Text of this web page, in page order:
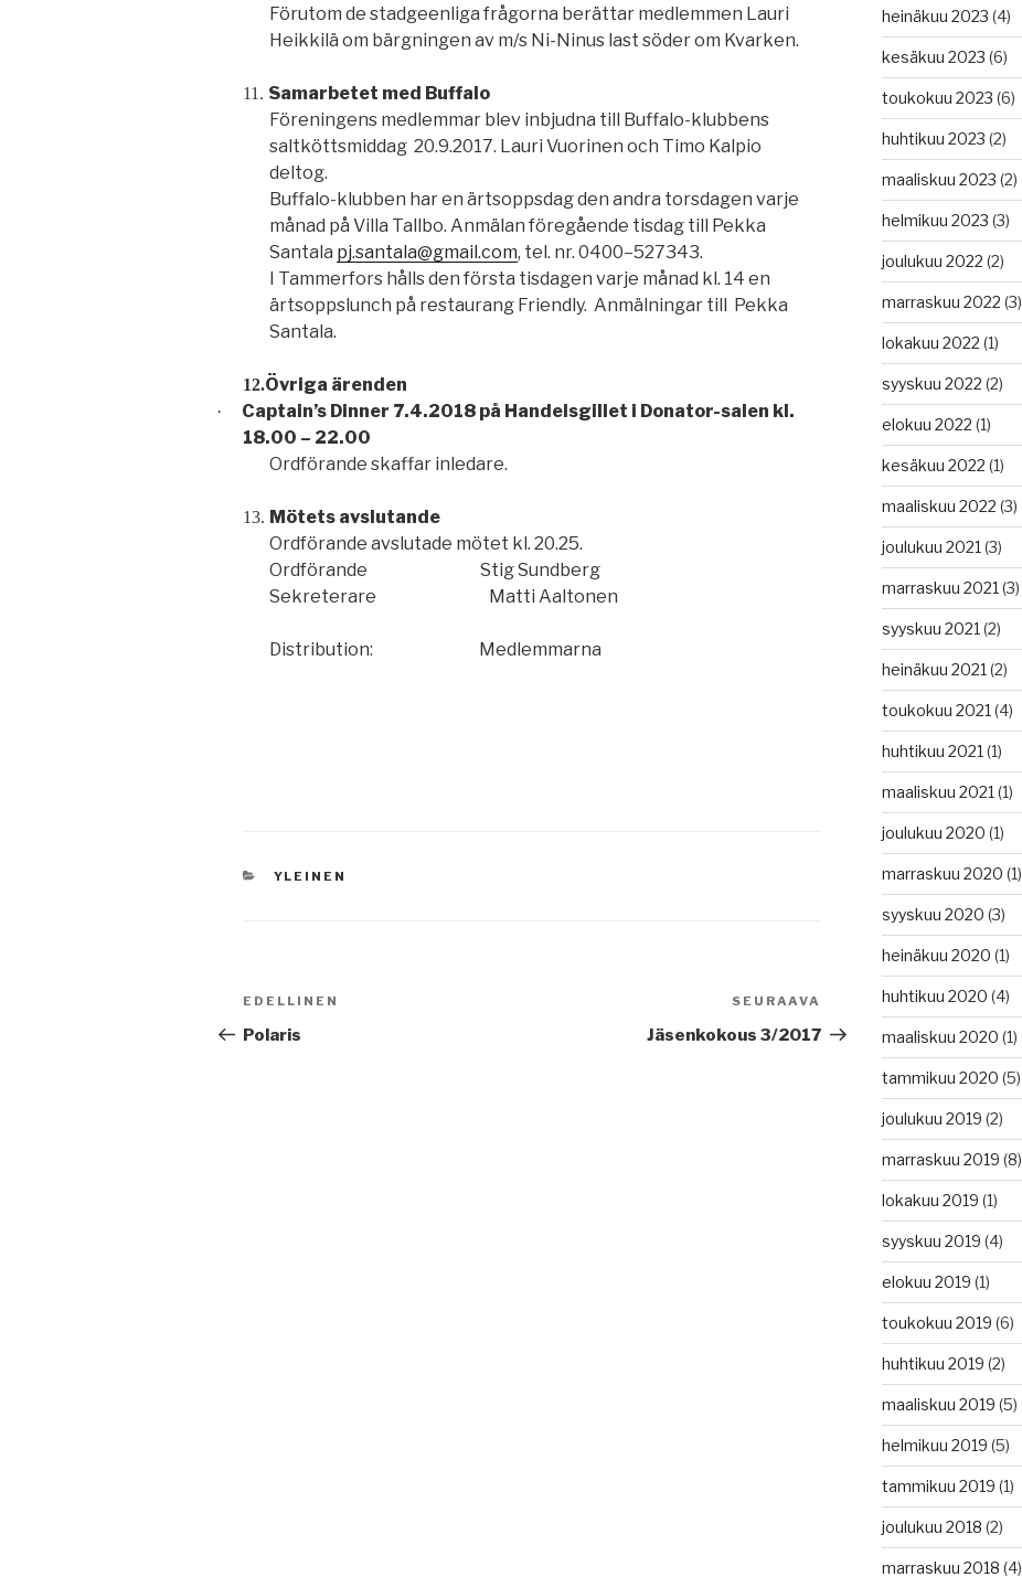
Förutom de stadgeenliga frågorna berättar medlemmen Lauri
Heikkilä om bärgningen av m/s Ni-Ninus last söder om Kvarken.
11. Samarbetet med Buffalo
Föreningens medlemmar blev inbjudna till Buffalo-klubbens
saltköttsmiddag 20.9.2017. Lauri Vuorinen och Timo Kalpio
deltog.
Buffalo-klubben har en ärtsoppsdag den andra torsdagen varje
månad på Villa Tallbo. Anmälan föregående tisdag till Pekka
Santala pj.santala@gmail.com, tel. nr. 0400–527343.
I Tammerfors hålls den första tisdagen varje månad kl. 14 en
ärtsoppslunch på restaurang Friendly. Anmälningar till Pekka
Santala.
12.Övriga ärenden
·
Captain’s Dinner 7.4.2018 på Handelsgillet i Donator-salen kl.
18.00 – 22.00
Ordförande skaffar inledare.
13. Mötets avslutande
Ordförande avslutade mötet kl. 20.25.
Ordförande Stig Sundberg
Sekreterare Matti Aaltonen
Distribution: Medlemmarna
KATEGORIAT
YLEINEN
Artikkelien
selaus
Edellinen
artikkeli
EDELLINEN
Polaris
Seuraava
artikkeli
SEURAAVA
Jäsenkokous 3/2017
heinäkuu 2023 (4)
kesäkuu 2023 (6)
toukokuu 2023 (6)
huhtikuu 2023 (2)
maaliskuu 2023 (2)
helmikuu 2023 (3)
joulukuu 2022 (2)
marraskuu 2022 (3)
lokakuu 2022 (1)
syyskuu 2022 (2)
elokuu 2022 (1)
kesäkuu 2022 (1)
maaliskuu 2022 (3)
joulukuu 2021 (3)
marraskuu 2021 (3)
syyskuu 2021 (2)
heinäkuu 2021 (2)
toukokuu 2021 (4)
huhtikuu 2021 (1)
maaliskuu 2021 (1)
joulukuu 2020 (1)
marraskuu 2020 (1)
syyskuu 2020 (3)
heinäkuu 2020 (1)
huhtikuu 2020 (4)
maaliskuu 2020 (1)
tammikuu 2020 (5)
joulukuu 2019 (2)
marraskuu 2019 (8)
lokakuu 2019 (1)
syyskuu 2019 (4)
elokuu 2019 (1)
toukokuu 2019 (6)
huhtikuu 2019 (2)
maaliskuu 2019 (5)
helmikuu 2019 (5)
tammikuu 2019 (1)
joulukuu 2018 (2)
marraskuu 2018 (4)